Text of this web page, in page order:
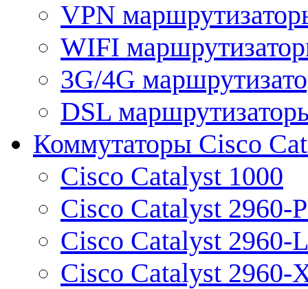
VPN
WIFI
3G/4G
DSL
Коммутаторы Cisco
Cisco Catalyst 1000
Cisco Catalyst 2960-
Cisco Catalyst 2960-L
Cisco Catalyst 2960-